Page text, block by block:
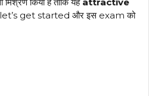
let’s get started और इस exam को